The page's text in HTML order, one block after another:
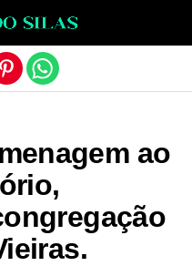
ao
mobile